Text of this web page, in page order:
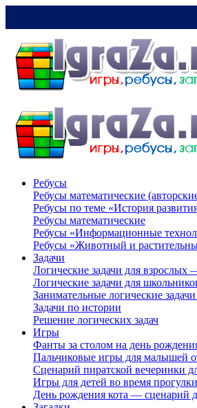
Ребусы
Ребусы математические
Ребусы по теме «История
Ребусы математические
Ребусы «Информационные
Ребусы «Животный и
Задачи
Логические задачи для
Логические задачи для
Занимательные логические
Задачи по истории
Решение логических задач
Игры
Фанты за столом на день
Пальчиковые игры для малышей
Сценарий пиратской вечеринки
Игры для детей во время прогулки
День рождения кота — сценарий